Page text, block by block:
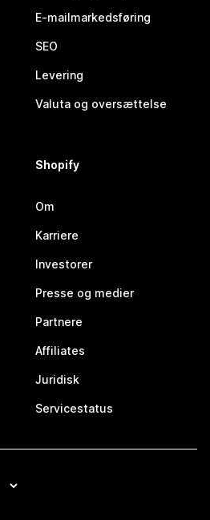
E-mailmarkedsføring
SEO
Levering
Valuta og oversættelse
Shopify
Om
Karriere
Investorer
Presse og medier
Partnere
Affiliates
Juridisk
Servicestatus